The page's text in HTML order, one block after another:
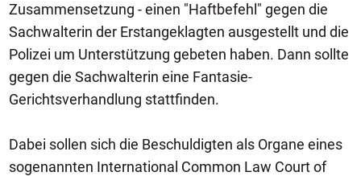
Zusammensetzung - einen "Haftbefehl" gegen die
Sachwalterin der Erstangeklagten ausgestellt und die
Polizei um Unterstützung gebeten haben. Dann sollte
gegen die Sachwalterin eine Fantasie-
Gerichtsverhandlung stattfinden.
Dabei sollen sich die Beschuldigten als Organe eines
sogenannten International Common Law Court of